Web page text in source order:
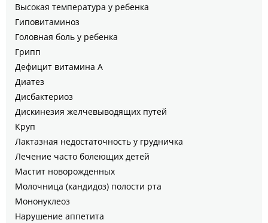
Высокая температура у ребенка
Гиповитаминоз
Головная боль у ребенка
Грипп
Дефицит витамина А
Диатез
Дисбактериоз
Дискинезия желчевыводящих путей
Круп
Лактазная недостаточность у грудничка
Лечение часто болеющих детей
Мастит новорожденных
Молочница (кандидоз) полости рта
Мононуклеоз
Нарушение аппетита